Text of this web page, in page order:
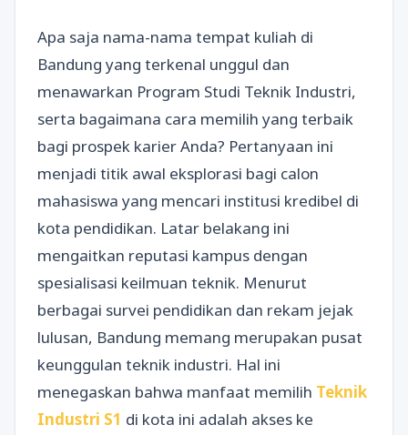
Apa saja nama-nama tempat kuliah di
Bandung yang terkenal unggul dan
menawarkan Program Studi Teknik Industri,
serta bagaimana cara memilih yang terbaik
bagi prospek karier Anda? Pertanyaan ini
menjadi titik awal eksplorasi bagi calon
mahasiswa yang mencari institusi kredibel di
kota pendidikan. Latar belakang ini
mengaitkan reputasi kampus dengan
spesialisasi keilmuan teknik. Menurut
berbagai survei pendidikan dan rekam jejak
lulusan, Bandung memang merupakan pusat
keunggulan teknik industri. Hal ini
menegaskan bahwa manfaat memilih Teknik
Industri S1 di kota ini adalah akses ke